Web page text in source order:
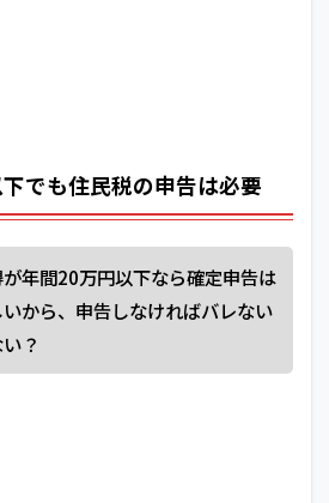
でも住民税の申告は必要
年間20万円以下なら確定申告は
から、申告しなければバレない
？